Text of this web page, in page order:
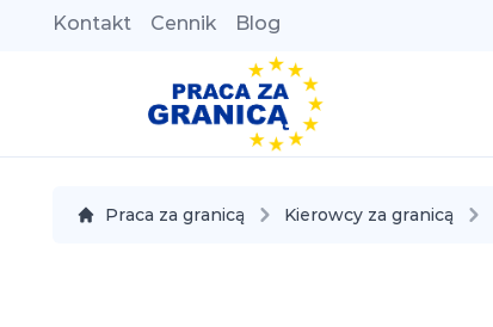
Kontakt Cennik Blog
Praca za granicą Kierowcy za granicą